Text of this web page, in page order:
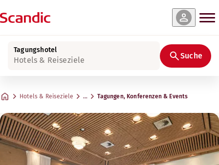
Tagungshotel
Hotels & Reiseziele Suche
Hotels & Reiseziele … Tagungen, Konferenzen & Events